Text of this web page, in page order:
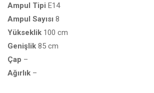
Ampul Tipi E14
Ampul Sayısı 8
Yükseklik 100 cm
Genişlik 85 cm
Çap –
Ağırlık –